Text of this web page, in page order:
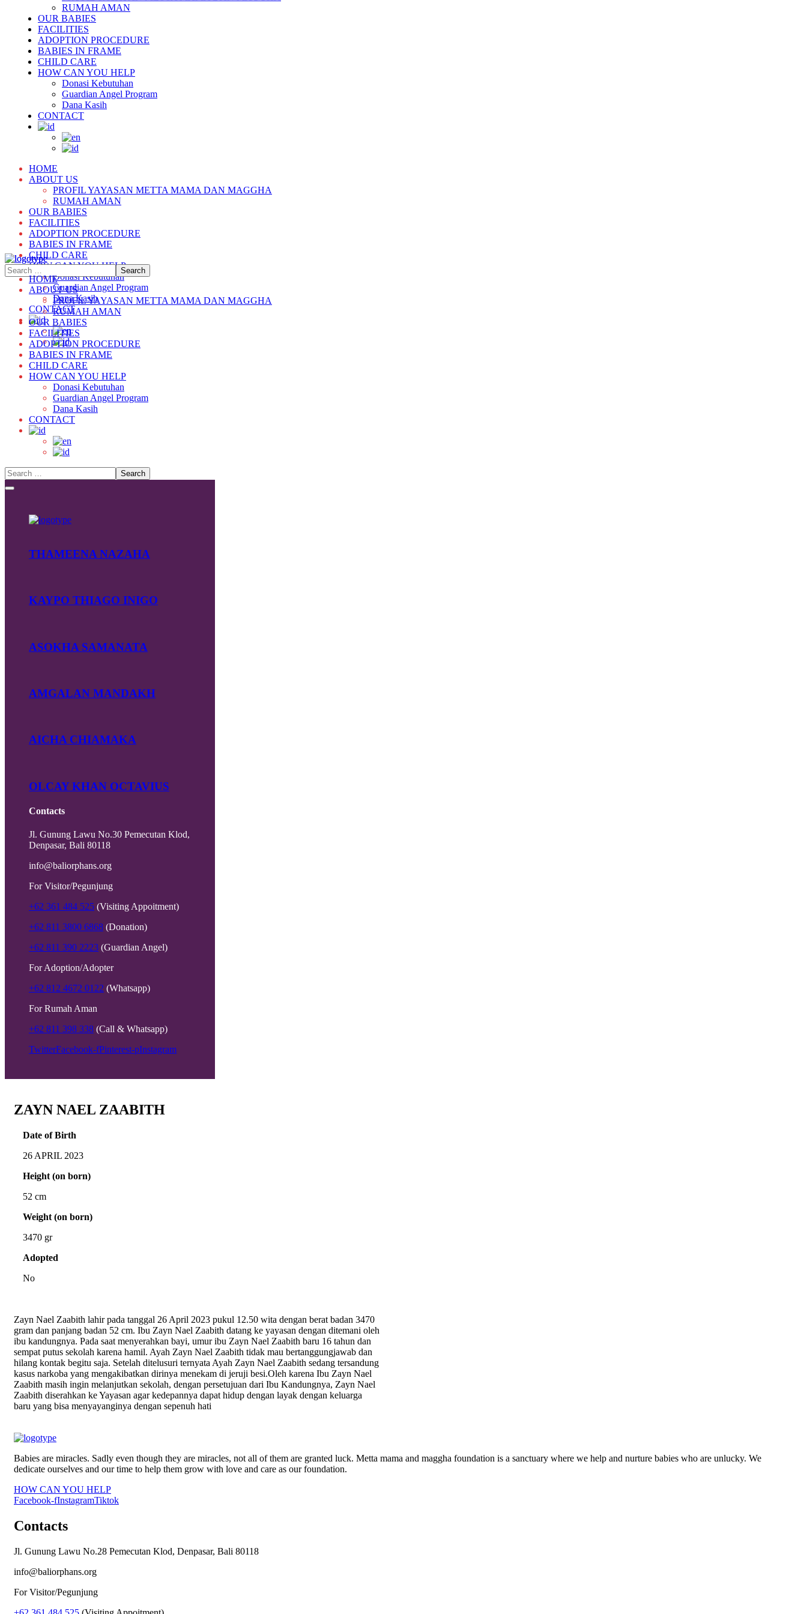
RUMAH AMAN
OUR BABIES
FACILITIES
ADOPTION PROCEDURE
BABIES IN FRAME
CHILD CARE
HOW CAN YOU HELP
Donasi Kebutuhan
Guardian Angel Program
Dana Kasih
CONTACT
HOME
ABOUT US
PROFIL YAYASAN METTA MAMA DAN MAGGHA
RUMAH AMAN
OUR BABIES
FACILITIES
ADOPTION PROCEDURE
BABIES IN FRAME
CHILD CARE
HOW CAN YOU HELP
Donasi Kebutuhan
Guardian Angel Program
Dana Kasih
CONTACT
HOME
ABOUT US
PROFIL YAYASAN METTA MAMA DAN MAGGHA
RUMAH AMAN
OUR BABIES
FACILITIES
ADOPTION PROCEDURE
BABIES IN FRAME
CHILD CARE
HOW CAN YOU HELP
Donasi Kebutuhan
Guardian Angel Program
Dana Kasih
CONTACT
THAMEENA NAZAHA
KAYPO THIAGO INIGO
ASOKHA SAMANATA
AMGALAN MANDAKH
AICHA CHIAMAKA
OLCAY KHAN OCTAVIUS
Contacts
Jl. Gunung Lawu No.30 Pemecutan Klod,
Denpasar, Bali 80118
info@baliorphans.org
For Visitor/Pegunjung
+62 361 484 525 (Visiting Appoitment)
+62 811 3800 6868 (Donation)
+62 811 390 2223 (Guardian Angel)
For Adoption/Adopter
+62 812 4672 0122 (Whatsapp)
For Rumah Aman
+62 811 398 338 (Call & Whatsapp)
TwitterFacebook-fPinterest-pInstagram
ZAYN NAEL ZAABITH
Date of Birth
26 APRIL 2023
Height (on born)
52 cm
Weight (on born)
3470 gr
Adopted
No
Zayn Nael Zaabith lahir pada tanggal 26 April 2023 pukul 12.50 wita dengan berat badan 3470
gram dan panjang badan 52 cm. Ibu Zayn Nael Zaabith datang ke yayasan dengan ditemani oleh
ibu kandungnya. Pada saat menyerahkan bayi, umur ibu Zayn Nael Zaabith baru 16 tahun dan
sempat putus sekolah karena hamil. Ayah Zayn Nael Zaabith tidak mau bertanggungjawab dan
hilang kontak begitu saja. Setelah ditelusuri ternyata Ayah Zayn Nael Zaabith sedang tersandung
kasus narkoba yang mengakibatkan dirinya menekam di jeruji besi.Oleh karena Ibu Zayn Nael
Zaabith masih ingin melanjutkan sekolah, dengan persetujuan dari Ibu Kandungnya, Zayn Nael
Zaabith diserahkan ke Yayasan agar kedepannya dapat hidup dengan layak dengan keluarga
baru yang bisa menyayanginya dengan sepenuh hati
Babies are miracles. Sadly even though they are miracles, not all of them are granted luck. Metta mama and maggha foundation is a sanctuary where we help and nurture babies who are unlucky. We
dedicate ourselves and our time to help them grow with love and care as our foundation.
HOW CAN YOU HELP
Facebook-fInstagramTiktok
Contacts
Jl. Gunung Lawu No.28 Pemecutan Klod, Denpasar, Bali 80118
info@baliorphans.org
For Visitor/Pegunjung